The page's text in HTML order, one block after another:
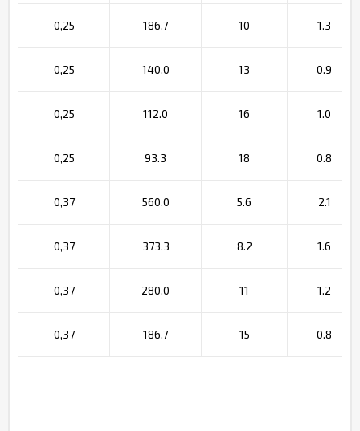
0,25 186.7 10 1.3
0,25 140.0 13 0.9
0,25 112.0 16 1.0
0,25 93.3 18 0.8
0,37 560.0 5.6 2.1
0,37 373.3 8.2 1.6
0,37 280.0 11 1.2
0,37 186.7 15 0.8